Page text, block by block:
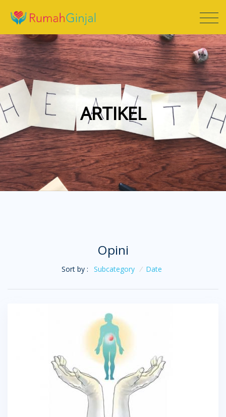
ARTIKEL
Opini
Sort by : Subcategory / Date